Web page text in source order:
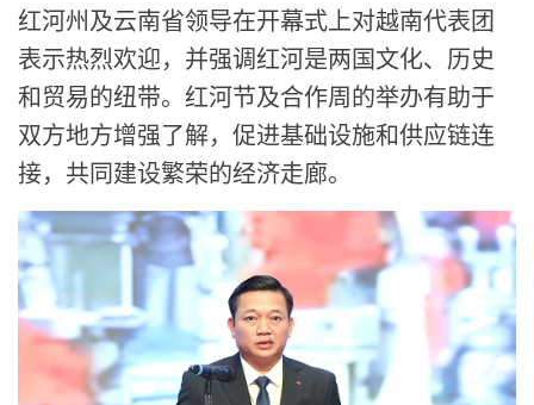
红河州及云南省领导在开幕式上对越南代表团
表示热烈欢迎，并强调红河是两国文化、历史
和贸易的纽带。红河节及合作周的举办有助于
双方地方增强了解，促进基础设施和供应链连
接，共同建设繁荣的经济走廊。